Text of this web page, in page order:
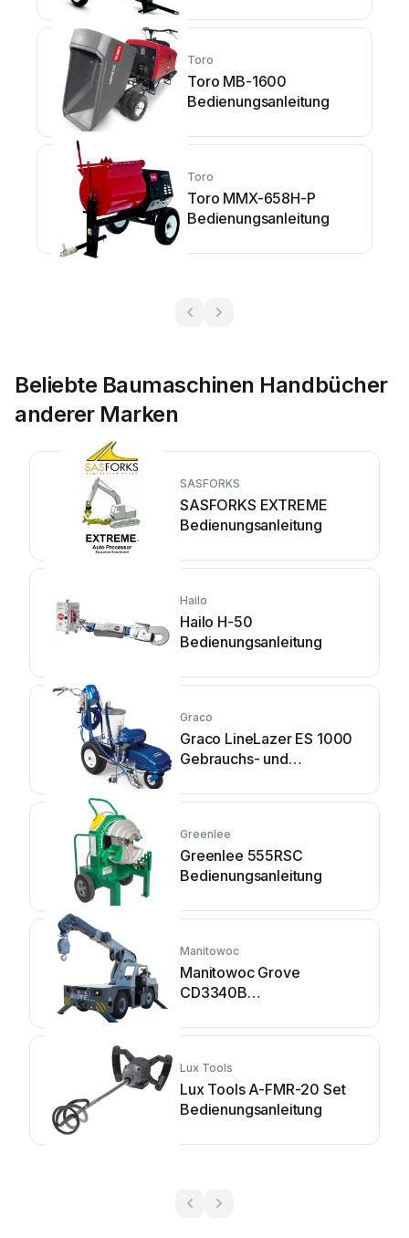
Toro
Toro MB-1600
Bedienungsanleitung
Toro
Toro MMX-658H-P
Bedienungsanleitung
Beliebte Baumaschinen Handbücher
anderer Marken
SASFORKS
SASFORKS EXTREME
Bedienungsanleitung
Hailo
Hailo H-50
Bedienungsanleitung
Graco
Graco LineLazer ES 1000
Gebrauchs- und
Greenlee
Greenlee 555RSC
Bedienungsanleitung
Manitowoc
Manitowoc Grove
CD3340B
Lux Tools
Lux Tools A-FMR-20 Set
Bedienungsanleitung